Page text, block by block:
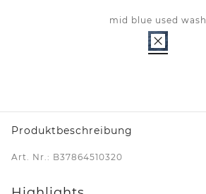
mid blue used wash
Produktbeschreibung
Art. Nr.: B37864510320